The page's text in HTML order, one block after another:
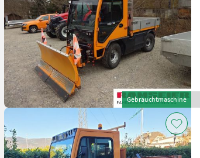
Gebrauchtmaschine